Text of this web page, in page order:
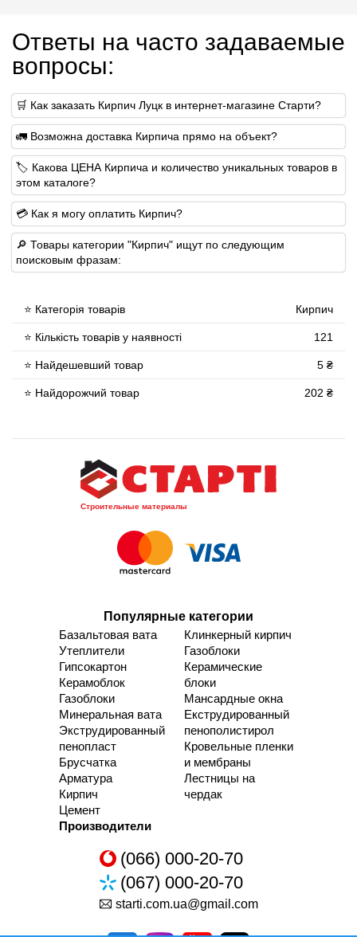
Ответы на часто задаваемые
вопросы:
🛒 Как заказать Кирпич Луцк в интернет-магазине Старти?
🚛 Возможна доставка Кирпича прямо на объект?
🏷 Какова ЦЕНА Кирпича и количество уникальных товаров в
этом каталоге?
💳 Как я могу оплатить Кирпич?
🔎 Товары категории "Кирпич" ищут по следующим
поисковым фразам:
⭐ Категорія товарів Кирпич
⭐ Кількість товарів у наявності 121
⭐ Найдешевший товар 5 ₴
⭐ Найдорожчий товар 202 ₴
Строительные материалы
Популярные категории
Базальтовая вата
Утеплители
Гипсокартон
Керамоблок
Газоблоки
Минеральная вата
Экструдированный
пенопласт
Брусчатка
Арматура
Кирпич
Цемент
Клинкерный кирпич
Газоблоки
Керамические
блоки
Мансардные окна
Екструдированный
пенополистирол
Кровельные пленки
и мембраны
Лестницы на
чердак
Производители
(066) 000-20-70
(067) 000-20-70
starti.com.ua@gmail.com